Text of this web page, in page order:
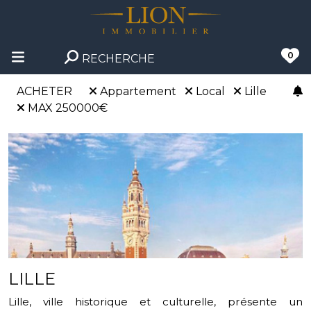
RECHERCHE 0
ACHETER Appartement Local
Lille
MAX 250000€
LILLE
Lille, ville historique et culturelle, présente un